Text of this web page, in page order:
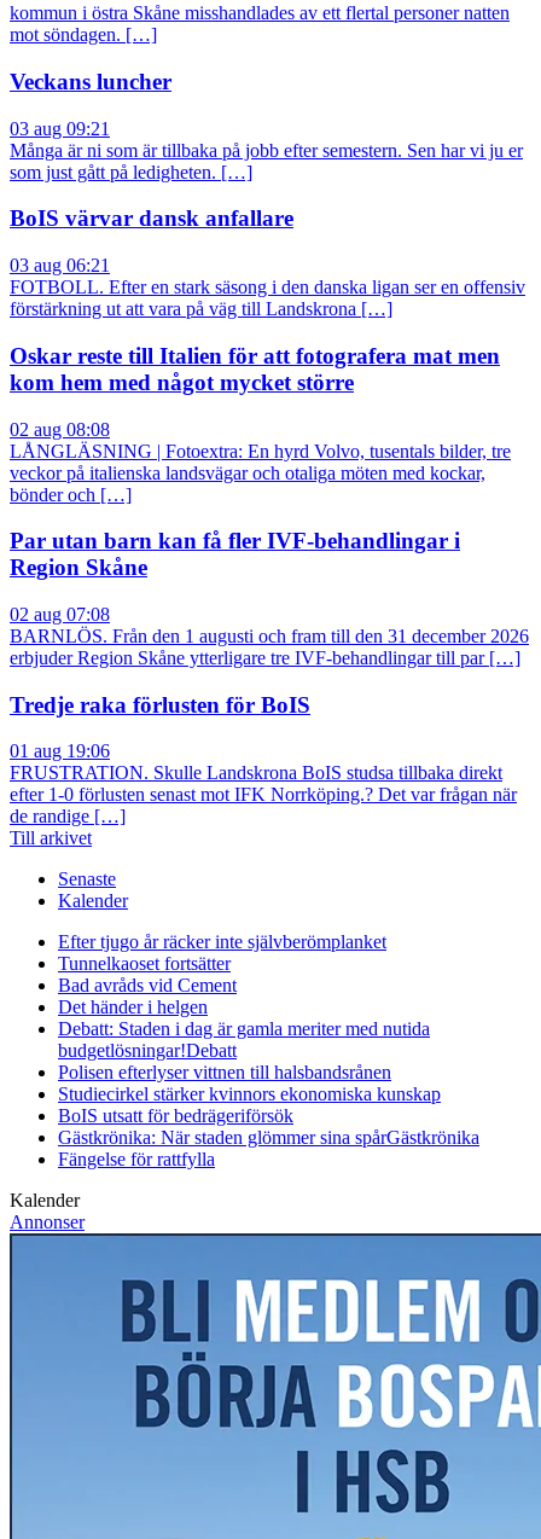
kommun i östra Skåne misshandlades av ett flertal personer natten
mot söndagen. […]
Veckans luncher
03 aug 09:21
Många är ni som är tillbaka på jobb efter semestern. Sen har vi ju er
som just gått på ledigheten. […]
BoIS värvar dansk anfallare
03 aug 06:21
FOTBOLL. Efter en stark säsong i den danska ligan ser en offensiv
förstärkning ut att vara på väg till Landskrona […]
Oskar reste till Italien för att fotografera mat men
kom hem med något mycket större
02 aug 08:08
LÅNGLÄSNING | Fotoextra: En hyrd Volvo, tusentals bilder, tre
veckor på italienska landsvägar och otaliga möten med kockar,
bönder och […]
Par utan barn kan få fler IVF-behandlingar i
Region Skåne
02 aug 07:08
BARNLÖS. Från den 1 augusti och fram till den 31 december 2026
erbjuder Region Skåne ytterligare tre IVF-behandlingar till par […]
Tredje raka förlusten för BoIS
01 aug 19:06
FRUSTRATION. Skulle Landskrona BoIS studsa tillbaka direkt
efter 1-0 förlusten senast mot IFK Norrköping.? Det var frågan när
de randige […]
Till arkivet
Senaste
Kalender
Efter tjugo år räcker inte självberömplanket
Tunnelkaoset fortsätter
Bad avråds vid Cement
Det händer i helgen
Debatt: Staden i dag är gamla meriter med nutida
budgetlösningar!Debatt
Polisen efterlyser vittnen till halsbandsrånen
Studiecirkel stärker kvinnors ekonomiska kunskap
BoIS utsatt för bedrägeriförsök
Gästkrönika: När staden glömmer sina spårGästkrönika
Fängelse för rattfylla
Kalender
Annonser